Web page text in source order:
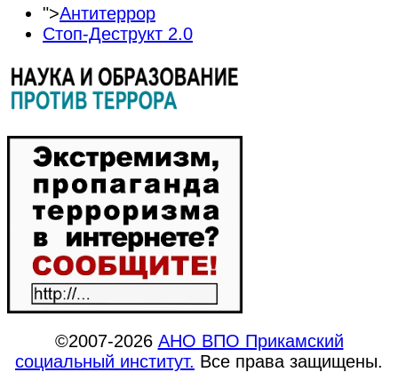
">Антитеррор
Стоп-Деструкт 2.0
©2007-2026 АНО ВПО Прикамский
социальный институт. Все права защищены.